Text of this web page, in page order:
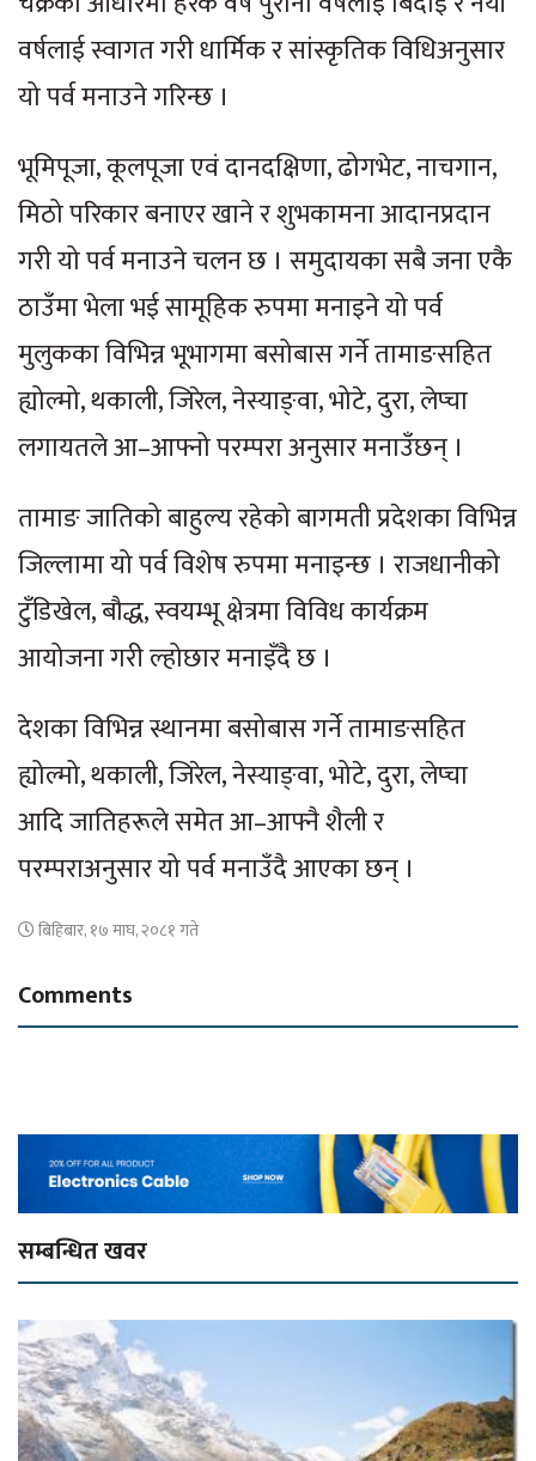
वर्षलाई स्वागत गरी धार्मिक र सांस्कृतिक विधिअनुसार
यो पर्व मनाउने गरिन्छ ।
भूमिपूजा, कूलपूजा एवं दानदक्षिणा, ढोगभेट, नाचगान,
मिठो परिकार बनाएर खाने र शुभकामना आदानप्रदान
गरी यो पर्व मनाउने चलन छ । समुदायका सबै जना एकै
ठाउँमा भेला भई सामूहिक रुपमा मनाइने यो पर्व
मुलुकका विभिन्न भूभागमा बसोबास गर्ने तामाङसहित
ह्योल्मो, थकाली, जिरेल, नेस्याङ्वा, भोटे, दुरा, लेप्चा
लगायतले आ–आफ्नो परम्परा अनुसार मनाउँछन् ।
तामाङ जातिको बाहुल्य रहेको बागमती प्रदेशका विभिन्न
जिल्लामा यो पर्व विशेष रुपमा मनाइन्छ । राजधानीको
टुँडिखेल, बौद्ध, स्वयम्भू क्षेत्रमा विविध कार्यक्रम
आयोजना गरी ल्होछार मनाइँदै छ ।
देशका विभिन्न स्थानमा बसोबास गर्ने तामाङसहित
ह्योल्मो, थकाली, जिरेल, नेस्याङ्वा, भोटे, दुरा, लेप्चा
आदि जातिहरूले समेत आ–आफ्नै शैली र
परम्पराअनुसार यो पर्व मनाउँदै आएका छन् ।
बिहिबार, १७ माघ, २०८१ गते
Comments
सम्बन्धित खवर